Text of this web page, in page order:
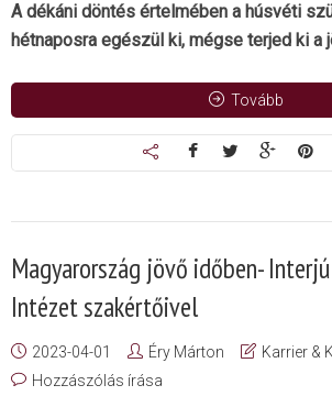
A dékáni döntés értelmében a húsvéti
hétnaposra egészül ki, mégse terjed ki a
Tovább
Magyarország jövő időben-
Intézet szakértőivel
2023-04-01 Éry Márton
Karrier &
Hozzászólás írása